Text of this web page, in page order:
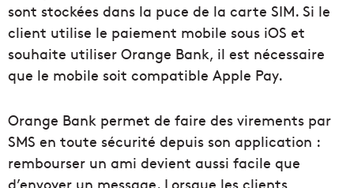
sont stockées dans la puce de la carte SIM. Si le
client utilise le paiement mobile sous iOS et
souhaite utiliser Orange Bank, il est nécessaire
que le mobile soit compatible Apple Pay.
Orange Bank permet de faire des virements par
SMS en toute sécurité depuis son application :
rembourser un ami devient aussi facile que
d’envoyer un message. Lorsque les clients